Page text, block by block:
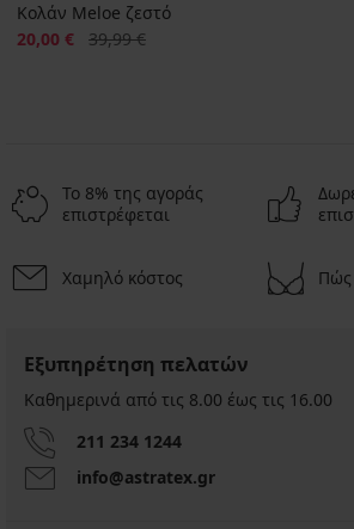
Κολάν Meloe ζεστό
Έκπτωση
20,00 € Αρχική τιμή
39,99 €
Το 8% της αγοράς
επιστρέφεται
Χαμηλό κόστος Πώς
Εξυπηρέτηση πελατών
Καθημερινά από τις 8.00 έως τις 16.00
211 234 1244
info@astratex.gr